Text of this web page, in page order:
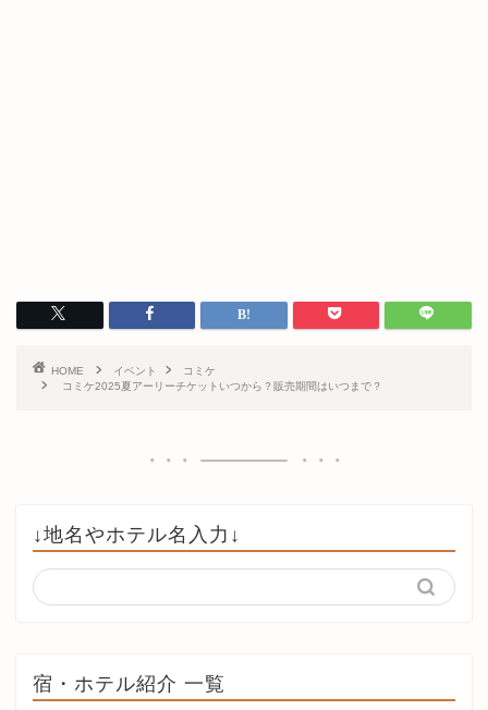
HOME イベント
コミケ
コミケ2025夏アーリーチケットいつから？販売期間はいつまで？
↓地名やホテル名入力↓
宿・ホテル紹介 一覧